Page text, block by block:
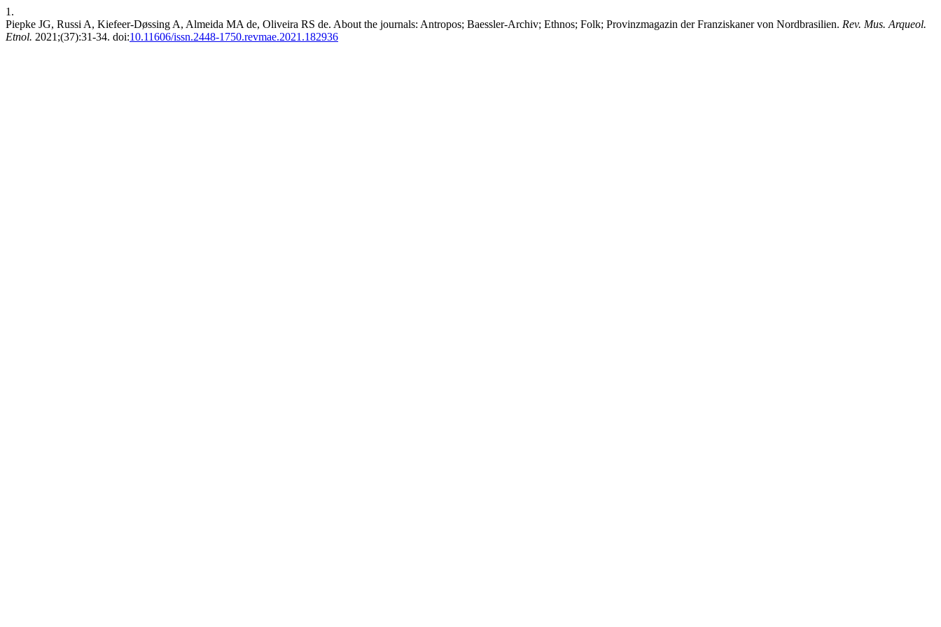
1.
Piepke JG, Russi A, Kiefeer-Døssing A, Almeida MA de, Oliveira RS de. About the journals: Antropos; Baessler-Archiv; Ethnos; Folk; Provinzmagazin der Franziskaner von Nordbrasilien. Rev. Mus. Arqueol.
Etnol. 2021;(37):31-34. doi:10.11606/issn.2448-1750.revmae.2021.182936